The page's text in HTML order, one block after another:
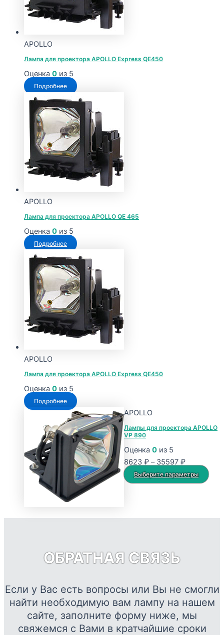
APOLLO
Лампа для проектора APOLLO Express QE450
Оценка 0 из 5
Подробнее
APOLLO
Лампа для проектора APOLLO QE 465
Оценка 0 из 5
Подробнее
APOLLO
Лампа для проектора APOLLO Express QE450
Оценка 0 из 5
Подробнее
APOLLO
Лампы для проектора APOLLO
VP 890
Оценка 0 из 5
8623 ₽ – 35597 ₽Диапазон
цен:
8623 ₽
Выберите параметры
ОБРАТНАЯ СВЯЗЬ
Если у Вас есть вопросы или Вы не смогли
найти необходимую вам лампу на нашем
сайте, заполните форму ниже, мы
свяжемся с Вами в кратчайшие сроки